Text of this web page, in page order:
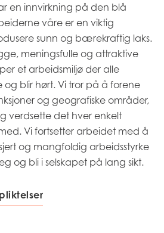
en innvirkning på den blå
våre er en viktig
sunn og bærekraftig laks.
meningsfulle og attraktive
et arbeidsmiljø der alle
og blir hørt. Vi tror på å forene
og geografiske områder,
verdsette det hver enkelt
Vi fortsetter arbeidet med å
og mangfoldig arbeidsstyrke
og bli i selskapet på lang sikt.